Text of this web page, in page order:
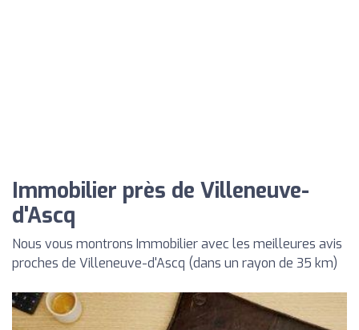
Immobilier près de Villeneuve-
d'Ascq
Nous vous montrons Immobilier avec les meilleures avis
proches de Villeneuve-d'Ascq (dans un rayon de 35 km)